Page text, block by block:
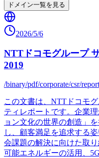
ドメイン一覧を見る
2026/5/6
NTTドコモグループ
2019
/binary/pdf/corporate/csr/
この文書は、NTTドコモ
ティレポートです。企業
ョン文化の世界の創造」
し、顧客満足を追求する
会課題の解決に向けた取
可能エネルギーの活用、